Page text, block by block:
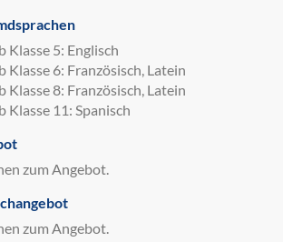
Klasse 5: Englisch
Klasse 6: Französisch, Latein
Klasse 8: Französisch, Latein
Klasse 11: Spanisch
zum Angebot.
zum Angebot.